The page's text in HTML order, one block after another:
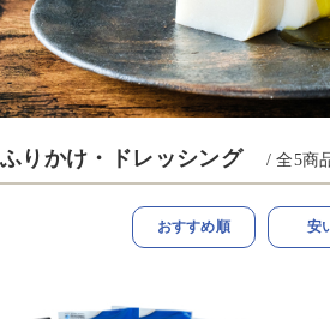
ふりかけ・ドレッシング / 全5商
おすすめ順 安